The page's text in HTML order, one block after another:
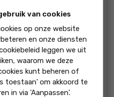
medewerker binnendienst
en duidelijk afspraken. Zeer
van cookies
op onze website
en onze diensten
leggen we uit
waarom we deze
kunt beheren of
toestaan' om akkoord te
in via 'Aanpassen'.